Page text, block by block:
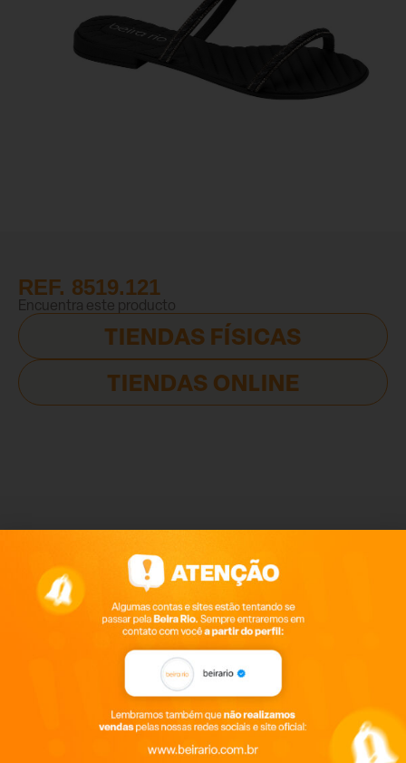
REF. 8519.121
Encuentra este producto
TIENDAS FÍSICAS
TIENDAS ONLINE
Productos relacionados